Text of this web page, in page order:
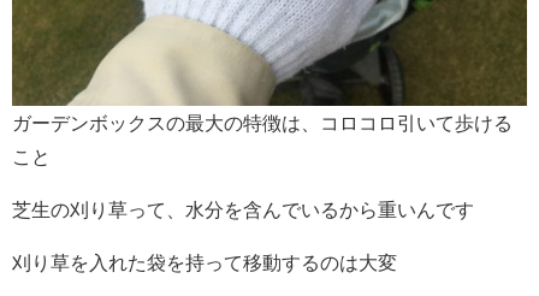
ガーデンボックスの最大の特徴は、コロコロ引いて歩ける
こと
芝生の刈り草って、水分を含んでいるから重いんです
刈り草を入れた袋を持って移動するのは大変